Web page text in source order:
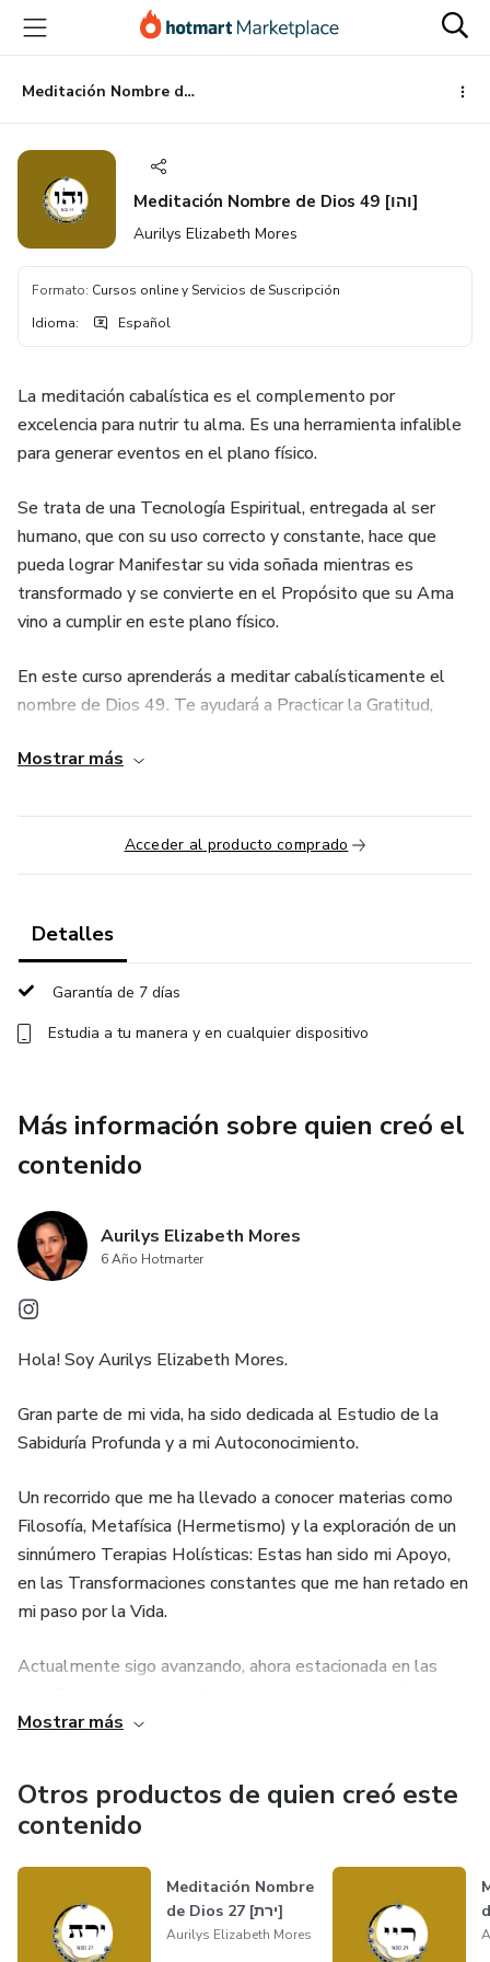
principal
página
de
página
Meditación Nombre de Dios 49 [והו]
Meditación Nombre de Dios 49 [והו]
Aurilys Elizabeth Mores
Formato: Cursos online y Servicios de Suscripción
Idioma: Español
La meditación cabalística es el complemento por
excelencia para nutrir tu alma. Es una herramienta infalible
para generar eventos en el plano físico.
Se trata de una Tecnología Espiritual, entregada al ser
humano, que con su uso correcto y constante, hace que
pueda lograr Manifestar su vida soñada mientras es
transformado y se convierte en el Propósito que su Ama
vino a cumplir en este plano físico.
En este curso aprenderás a meditar cabalísticamente el
nombre de Dios 49. Te ayudará a Practicar la Gratitud,
te Elevará Espiritualmente.
Mostrar más
Acceder al producto comprado
Detalles
Garantía de 7 días
Estudia a tu manera y en cualquier dispositivo
Más información sobre quien creó el
contenido
Aurilys Elizabeth Mores
6 Año Hotmarter
Hola! Soy Aurilys Elizabeth Mores.
Gran parte de mi vida, ha sido dedicada al Estudio de la
Sabiduría Profunda y a mi Autoconocimiento.
Un recorrido que me ha llevado a conocer materias como
Filosofía, Metafísica (Hermetismo) y la exploración de un
sinnúmero Terapias Holísticas: Estas han sido mi Apoyo,
en las Transformaciones constantes que me han retado en
mi paso por la Vida.
Actualmente sigo avanzando, ahora estacionada en las
primera vez en el año 2012, y de manera comprometida en
me acompaña, siendo el principal alimento que me
fortalece a Nivel de Alma.
Es por eso, que he sigo Guiada a compartir las Practicas
Cotidianas más Significativas, esas que realmente me han
hecho Vivir las Experiencias más Grandiosas y
Mostrar más
Otros productos de quien creó este
contenido
Meditación Nombre
de Dios 27 [ירת]
Aurilys Elizabeth Mores